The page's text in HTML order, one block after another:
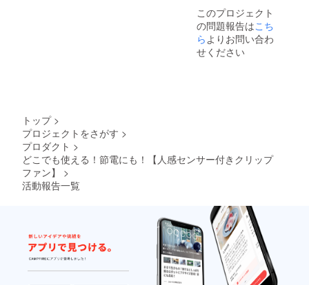
このプロジェクト
の問題報告はこち
ら よりお問い合わ
せください
トップ >
プロジェクトをさがす >
プロダクト >
どこでも使える！節電にも！【人感センサー付きクリップ
ファン】
>
活動報告一覧